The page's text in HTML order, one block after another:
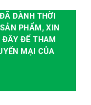
DÀNH THỜI
PHẨM, XIN
ĐÂY ĐỂ THAM
MẠI CỦA